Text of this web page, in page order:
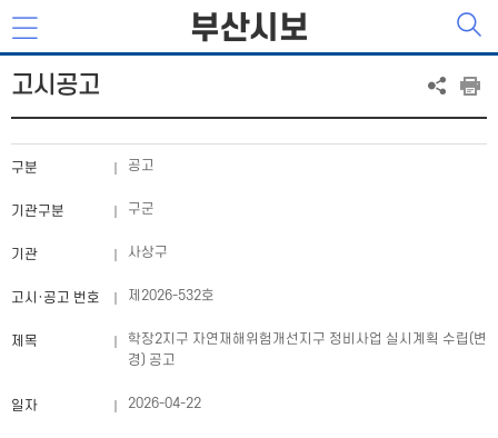
부산시보
고시공고
구분 공고
기관구분 구군
기관 사상구
고시·공고 번호 제2026-532호
제목
학장2지구 자연재해위험개선지구 정비사업 실시계획 수립(변
경) 공고
일자 2026-04-22